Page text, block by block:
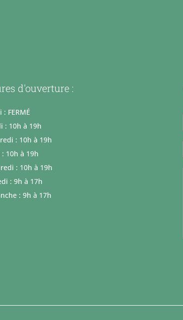
d'ouverture :
: FERMÉ
: 10h à 19h
: 10h à 19h
: 10h à 19h
: 10h à 19h
: 9h à 17h
: 9h à 17h